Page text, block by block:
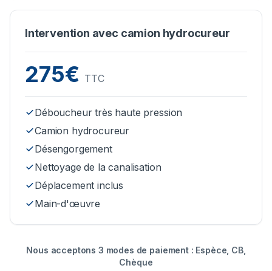
Intervention avec camion hydrocureur
275€ TTC
Déboucheur très haute pression
Camion hydrocureur
Désengorgement
Nettoyage de la canalisation
Déplacement inclus
Main-d'œuvre
Nous acceptons 3 modes de paiement : Espèce, CB,
Chèque